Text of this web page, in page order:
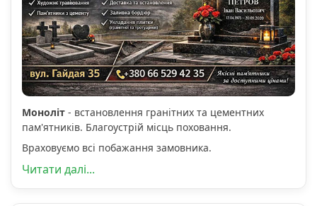
Моноліт - встановлення гранітних та цементних
пам'ятників. Благоустрій місць поховання.
Враховуємо всі побажання замовника.
Читати далі...